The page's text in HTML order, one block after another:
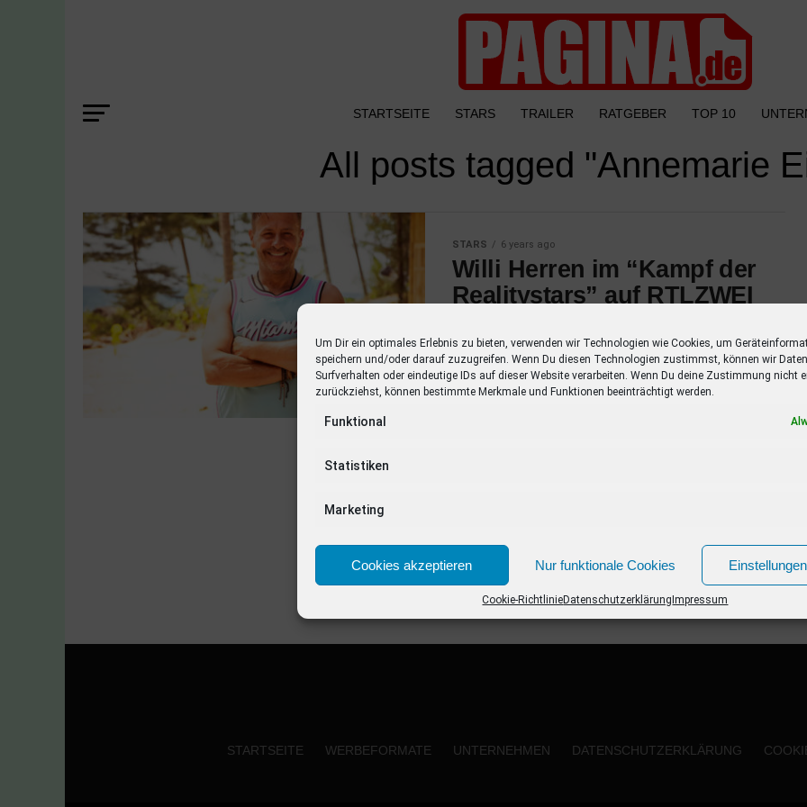
Um Dir ein optimales Erlebnis zu bieten, verwenden wir Technologien wie Cookies, um
speichern und/oder darauf zuzugreifen. Wenn Du diesen Technologien zustimmst, können wir
Surfverhalten oder eindeutige IDs auf dieser Website verarbeiten. Wenn Du deine Zustimmung nicht
zurückziehst, können bestimmte Merkmale und Funktionen beeinträchtigt werden.
Funktional
Statistiken
Marketing
Cookies akzeptieren Nur funktionale Cookies
Cookie-RichtlinieDatenschutzerklärung Impressum
STARTSEITE STARS TRAILER RATGEBER TOP 10
All posts tagged "Annemarie
STARS 6 years ago
Willi Herren im “Kampf der
Realitystars” auf RTLZWEI
an der RTLZWEI Fernsehsendung “Kampf der
Realitystars” wurde offiziell bestätigt. Er tritt
neben anderen Promis in der auf Thailand
STARTSEITE WERBEFORMATE UNTERNEHMEN DATENSCHUTZERKLÄRUNG